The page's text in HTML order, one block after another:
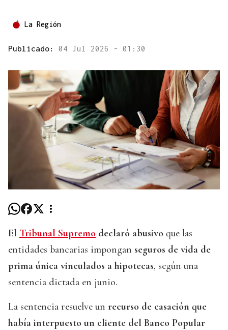
La Región
Publicado: 04 Jul 2026 - 01:30
El Tribunal Supremo declaró abusivo que las
entidades bancarias impongan seguros de vida de
prima única vinculados a hipotecas, según una
sentencia dictada en junio.
La sentencia resuelve un recurso de casación que
había interpuesto un cliente del Banco Popular